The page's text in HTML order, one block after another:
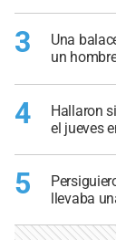
3
Una
un
4
Hallaron
el jueves
5
llevaba